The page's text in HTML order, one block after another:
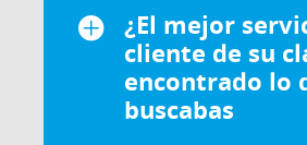
¿El mejor
cliente de su
encontrado lo
buscabas